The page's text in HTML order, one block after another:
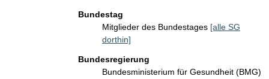
Bundestag
Mitglieder des Bundestages [alle SG
dorthin]
Bundesregierung
Bundesministerium für Gesundheit (BMG)